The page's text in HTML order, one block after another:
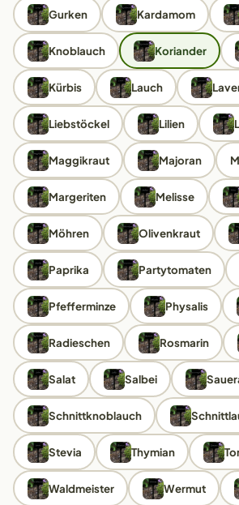
Gurken Kardamom
Knoblauch Koriander
Kürbis Lauch
Liebstöckel Lilien
Maggikraut Majoran
Margeriten Melisse
Möhren Olivenkraut
Paprika Partytomaten
Pfefferminze Physalis
Radieschen Rosmarin
Salat Salbei
Schnittknoblauch
Stevia Thymian
Waldmeister Wermut